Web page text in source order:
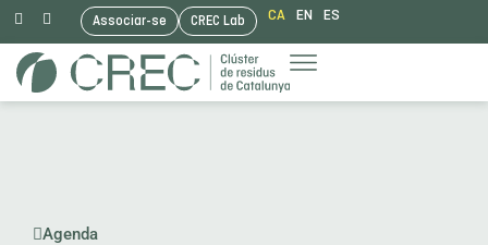
Vés
al
Associar-se CREC Lab CA EN ES
Agenda